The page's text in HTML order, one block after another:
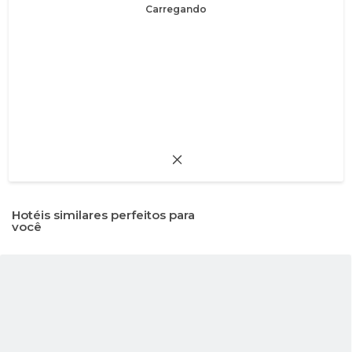
Carregando
Hotéis similares perfeitos para
você